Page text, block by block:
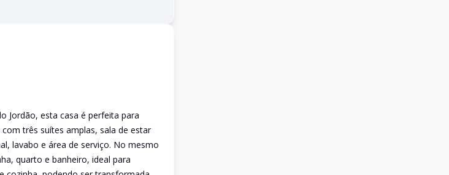
Jordão, esta casa é perfeita para
três suítes amplas, sala de estar
lavabo e área de serviço. No mesmo
quarto e banheiro, ideal para